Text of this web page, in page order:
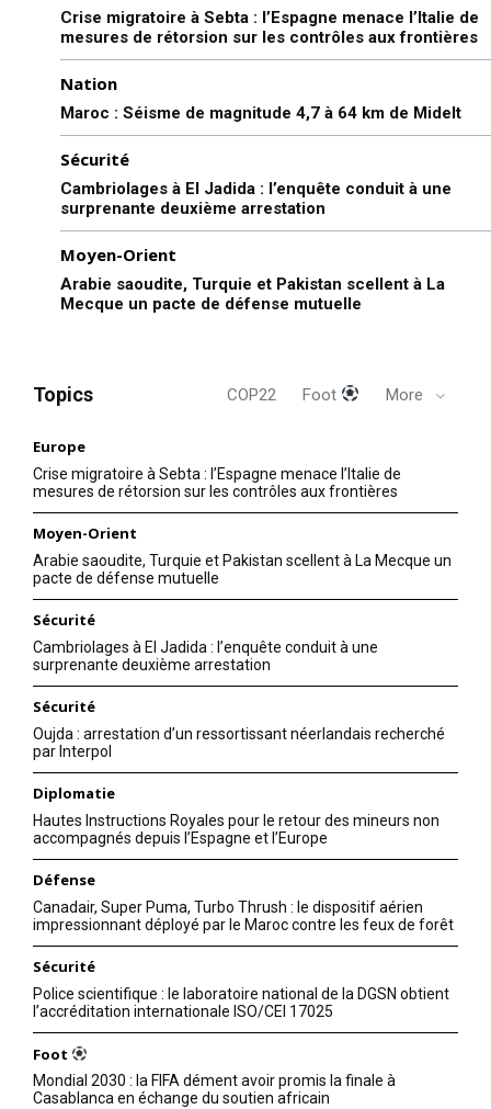
Crise migratoire à Sebta : l’Espagne menace l’Italie de
mesures de rétorsion sur les contrôles aux frontières
Nation
Maroc : Séisme de magnitude 4,7 à 64 km de Midelt
Sécurité
Cambriolages à El Jadida : l’enquête conduit à une
surprenante deuxième arrestation
Moyen-Orient
Arabie saoudite, Turquie et Pakistan scellent à La
Mecque un pacte de défense mutuelle
Topics COP22 Foot More
Europe
Crise migratoire à Sebta : l’Espagne menace l’Italie de
mesures de rétorsion sur les contrôles aux frontières
Moyen-Orient
Arabie saoudite, Turquie et Pakistan scellent à La Mecque un
pacte de défense mutuelle
Sécurité
Cambriolages à El Jadida : l’enquête conduit à une
surprenante deuxième arrestation
Sécurité
Oujda : arrestation d’un ressortissant néerlandais recherché
par Interpol
Diplomatie
Hautes Instructions Royales pour le retour des mineurs non
accompagnés depuis l’Espagne et l’Europe
Défense
Canadair, Super Puma, Turbo Thrush : le dispositif aérien
impressionnant déployé par le Maroc contre les feux de forêt
Sécurité
Police scientifique : le laboratoire national de la DGSN obtient
l’accréditation internationale ISO/CEI 17025
Foot
Mondial 2030 : la FIFA dément avoir promis la finale à
Casablanca en échange du soutien africain